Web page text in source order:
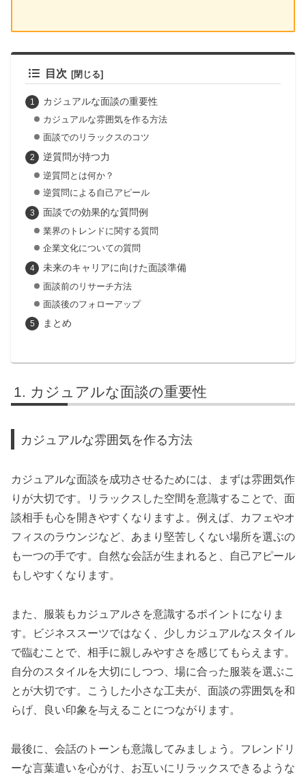
目次
カジュアルな面談の重要性
カジュアルな雰囲気を作る方法
面談でのリラックスのコツ
逆質問が持つ力
逆質問とは何か？
逆質問による自己アピール
面談での効果的な質問例
業界のトレンドに関する質問
企業文化についての質問
未来のキャリアに向けた面談準備
面談前のリサーチ方法
面談後のフォローアップ
まとめ
カジュアルな面談の重要性
カジュアルな雰囲気を作る方法
カジュアルな面談を成功させるためには、まずは雰囲気作
りが大切です。リラックスした空間を意識することで、面
談相手も心を開きやすくなりますよ。例えば、カフェやオ
フィスのラウンジなど、あまり堅苦しくない場所を選ぶの
も一つの手です。自然な会話が生まれると、自己アピール
もしやすくなります。
また、服装もカジュアルさを意識するポイントになりま
す。ビジネススーツではなく、少しカジュアルなスタイル
で臨むことで、相手に親しみやすさを感じてもらえます。
自分のスタイルを大切にしつつ、場に合った服装を選ぶこ
とが大切です。こうした小さな工夫が、面談の雰囲気を和
らげ、良い印象を与えることにつながります。
最後に、会話のトーンも意識してみましょう。フレンドリ
ーな言葉遣いを心がけ、お互いにリラックスできるような